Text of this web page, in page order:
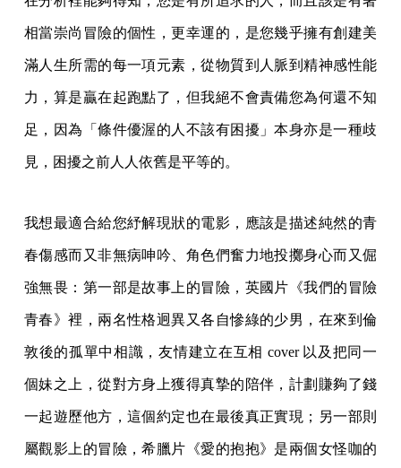
相當崇尚冒險的個性，更幸運的，是您幾乎擁有創建美
滿人生所需的每一項元素，從物質到人脈到精神感性能
力，算是贏在起跑點了，但我絕不會責備您為何還不知
足，因為「條件優渥的人不該有困擾」本身亦是一種歧
見，困擾之前人人依舊是平等的。
我想最適合給您紓解現狀的電影，應該是描述純然的青
春傷感而又非無病呻吟、角色們奮力地投擲身心而又倔
強無畏：第一部是故事上的冒險，英國片《我們的冒險
青春》裡，兩名性格迥異又各自慘綠的少男，在來到倫
敦後的孤單中相識，友情建立在互相 cover 以及把同一
個妹之上，從對方身上獲得真摯的陪伴，計劃賺夠了錢
一起遊歷他方，這個約定也在最後真正實現；另一部則
屬觀影上的冒險，希臘片《愛的抱抱》是兩個女怪咖的